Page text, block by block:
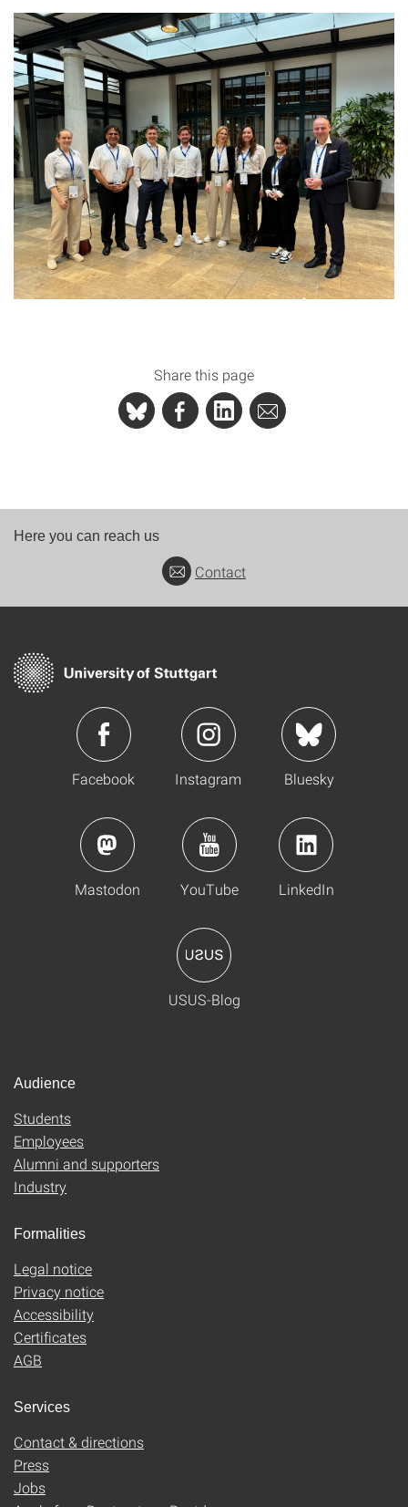
Share this page
Here you can reach us
Contact
Facebook Instagram Bluesky
Mastodon YouTube LinkedIn
USUS-Blog
Audience
Students
Employees
Alumni and supporters
Industry
Formalities
Legal notice
Privacy notice
Accessibility
Certificates
AGB
Services
Contact & directions
Press
Jobs